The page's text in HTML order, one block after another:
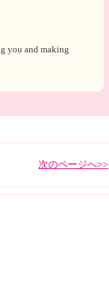
you and making
次のページへ>>